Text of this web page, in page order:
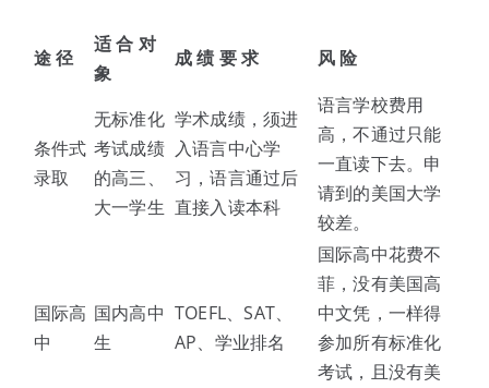
途 径
适 合 对
象
成 绩 要 求 风 险
条件式
录取
无标准化
考试成绩
的高三、
大一学生
学术成绩，须进
入语言中心学
习，语言通过后
直接入读本科
语言学校费用
高，不通过只能
一直读下去。申
请到的美国大学
较差。
国际高
中
国内高中
生
TOEFL、SAT、
AP、学业排名
国际高中花费不
菲，没有美国高
中文凭，一样得
参加所有标准化
考试，且没有美